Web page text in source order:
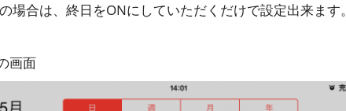
場合は、終日をONにしていただくだけで設定出来ます。
画面